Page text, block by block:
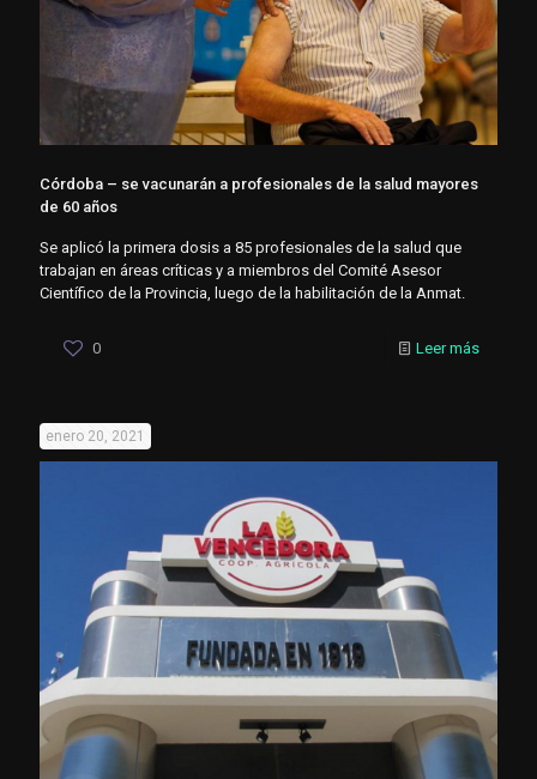
Córdoba – se vacunarán a profesionales de la salud mayores
de 60 años
Se aplicó la primera dosis a 85 profesionales de la salud que
trabajan en áreas críticas y a miembros del Comité Asesor
Científico de la Provincia, luego de la habilitación de la Anmat.
0 Leer más
enero 20, 2021